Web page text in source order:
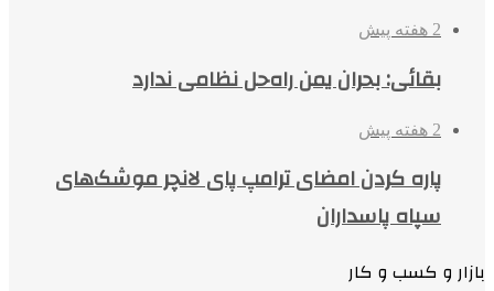
2 هفته پیش
بقائی: بحران یمن راه‌حل نظامی ندارد
2 هفته پیش
پاره کردن امضای ترامپ پای لانچر موشک‌های
سپاه پاسداران
بازار و کسب و کار